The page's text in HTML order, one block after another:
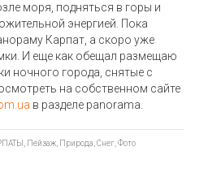
моря, подняться в горы и
энергией. Пока
Карпат, а скоро уже
И еще как обещал размещаю
ночного города, снятые с
на собственном сайте
в разделе panorama.
, Пейзаж, Природа,Снег,Фото